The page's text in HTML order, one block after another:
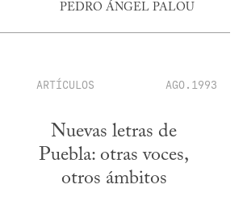
PEDRO ÁNGEL PALOU
ARTÍCULOS AGO.1993
Nuevas letras de
Puebla: otras voces,
otros ámbitos